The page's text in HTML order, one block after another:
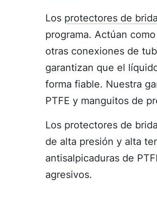
Los protectores de brida
programa. Actúan
otras conexiones de
garantizan que el
forma fiable. Nuestra
PTFE y manguitos de
Los protectores de
de alta presión y alta
antisalpicaduras de
agresivos.